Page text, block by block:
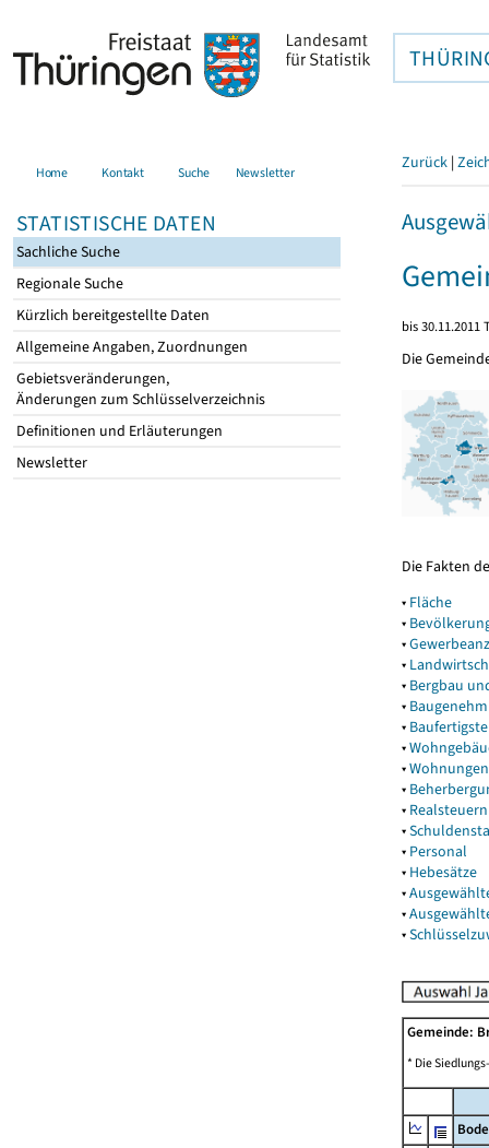
Home Kontakt Suche Newsletter
STATISTISCHE DATEN
Sachliche Suche
Regionale Suche
Kürzlich bereitgestellte Daten
Allgemeine Angaben, Zuordnungen
Gebietsveränderungen,
Änderungen zum Schlüsselverzeichnis
Definitionen und Erläuterungen
Newsletter
Zurück |
bis 30.11.2011
Die
Die Fakten
▾ Fläche
▾
▾
▾
▾ Bergbau
▾
▾
▾
▾Wohnungen
▾
▾ Realsteuern
▾
▾ Personal
▾ Hebesätze
▾
▾
▾
Gemeinde:
* Die